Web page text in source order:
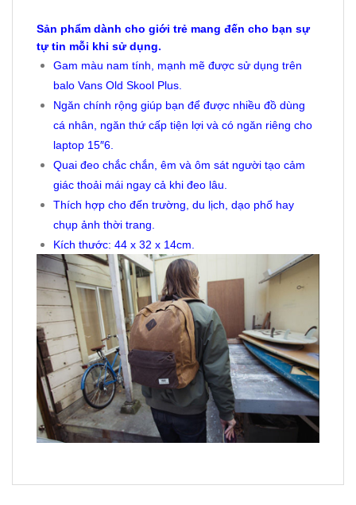
Sản phẩm dành cho giới trẻ mang đến cho bạn sự
tự tin mỗi khi sử dụng.
Gam màu nam tính, mạnh mẽ được sử dụng trên
balo Vans Old Skool Plus.
Ngăn chính rộng giúp bạn để được nhiều đồ dùng
cá nhân, ngăn thứ cấp tiện lợi và có ngăn riêng cho
laptop 15″6.
Quai đeo chắc chắn, êm và ôm sát người tạo cảm
giác thoải mái ngay cả khi đeo lâu.
Thích hợp cho đến trường, du lịch, dạo phố hay
chụp ảnh thời trang.
Kích thước: 44 x 32 x 14cm.